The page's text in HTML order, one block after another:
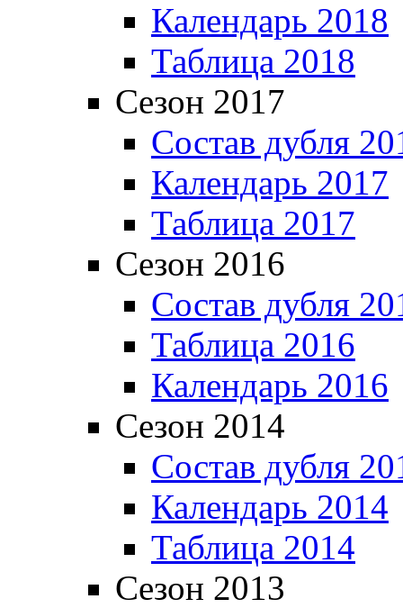
Календарь 2018
Таблица 2018
Сезон 2017
Состав дубля
Календарь 2017
Таблица 2017
Сезон 2016
Состав дубля
Таблица 2016
Календарь 2016
Сезон 2014
Состав дубля
Календарь 2014
Таблица 2014
Сезон 2013